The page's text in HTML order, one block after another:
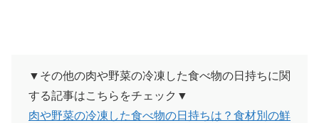
▼その他の肉や野菜の冷凍した食べ物の日持ちに関
する記事はこちらをチェック▼
肉や野菜の冷凍した食べ物の日持ちは？食材別の鮮